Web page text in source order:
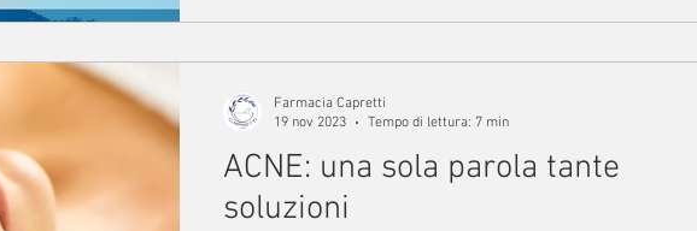
ACNE: una sola parola tante
soluzioni
Farmacia Capretti
19 nov 2023
Tempo di lettura: 7 min